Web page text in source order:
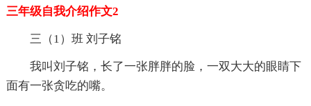
三年级自我介绍作文2
三（1）班 刘子铭
我叫刘子铭，长了一张胖胖的脸，一双大大的眼睛下
面有一张贪吃的嘴。